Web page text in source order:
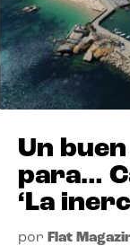
Un
para…
‘La
por Flat